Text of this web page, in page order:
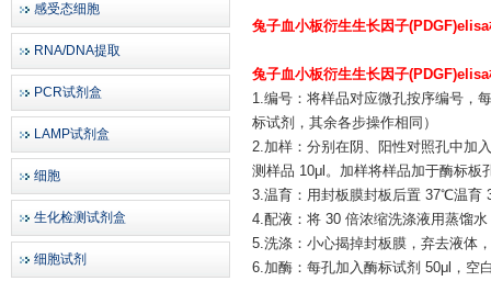
感受态细胞
RNA/DNA提取
PCR试剂盒
LAMP试剂盒
细胞
生化检测试剂盒
细胞试剂
兔子血小板衍生生长因子
兔子血小板衍生生长因子
1.编号：将样品对应微孔按序编号，
标试剂，其余各步操作相同）
2.加样：分别在阴、阳性对照孔中加
测样品 10μl。加样将样品加于酶标板
3.温育：用封板膜封板后置 37℃温育
4.配液：将 30 倍浓缩洗涤液用蒸馏
5.洗涤：小心揭掉封板膜，弃去液体
6.加酶：每孔加入酶标试剂 50μl，空